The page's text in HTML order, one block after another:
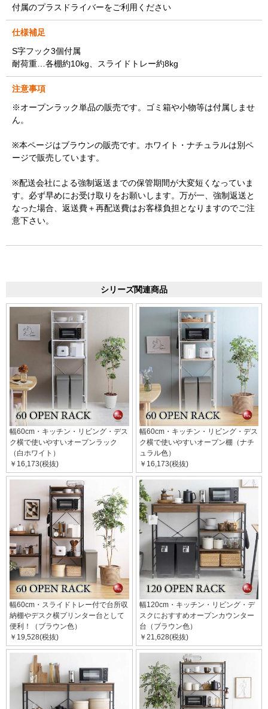
付属のプラスドライバーをご利用ください
仕様補足
S字フック3個付属
耐荷重…各棚約10kg、スライドトレー約8kg
注意事項
※オープンラック単品の販売です。ゴミ箱や小物等は付属しませ
ん。
※本ページはブラウンの販売です。ホワイト・ナチュラルは別ペ
ージで販売しています。
※配送会社による強制返送までの保管期間が大変短くなっていま
す。必ず早めにお受け取りをお願いします。万が一、強制返送と
なった場合、返送費＋再配送費はお客様負担となりますのでご注
意下さい。
シリーズ関連商品
幅60cm・キッチン・リビング・デス
ク横で使いやすいオープンラック
（白ホワイト）
￥16,173(税抜)
幅60cm・キッチン・リビング・デス
ク横で使いやすいオープン棚（ナチ
ュラル色）
￥16,173(税抜)
幅60cm・スライドトレー付で台所収
納棚やデスク横プリンター台として
便利！（ブラウン色）
￥19,528(税抜)
幅120cm・キッチン・リビング・デ
スクにおすすめオープンカウンター
台（ブラウン色）
￥21,628(税抜)